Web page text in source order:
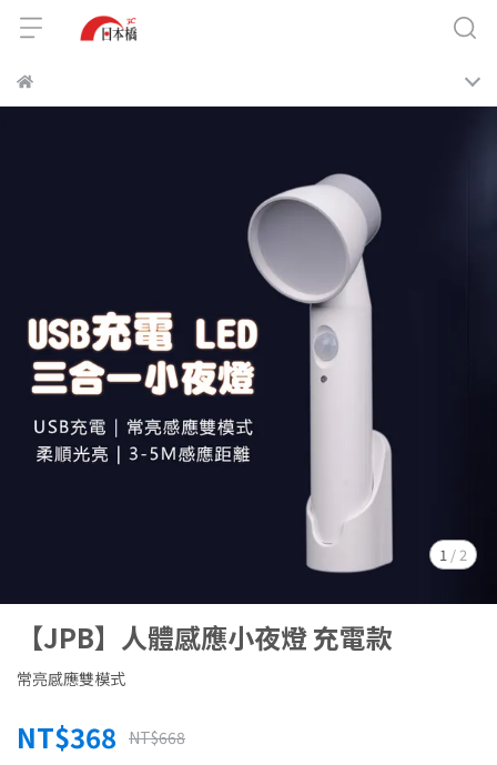
1 / 2
【JPB】人體感應小夜燈 充電款
常亮感應雙模式
NT$368 NT$668